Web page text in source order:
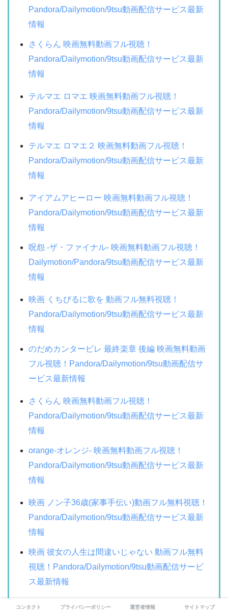
Pandora/Dailymotion/9tsu動画配信サービス最新
情報
さくらん 映画無料動画フル視聴！
Pandora/Dailymotion/9tsu動画配信サービス最新
情報
テルマエ ロマエ 映画無料動画フル視聴！
Pandora/Dailymotion/9tsu動画配信サービス最新
情報
テルマエ ロマエ２ 映画無料動画フル視聴！
Pandora/Dailymotion/9tsu動画配信サービス最新
情報
アイアムアヒーロー 映画無料動画フル視聴！
Pandora/Dailymotion/9tsu動画配信サービス最新
情報
呪怨 -ザ・ファイナル- 映画無料動画フル視聴！
Dailymotion/Pandora/9tsu動画配信サービス最新
情報
映画 くちびるに歌を 動画フル無料視聴！
Pandora/Dailymotion/9tsu動画配信サービス最新
情報
のだめカンタービレ 最終楽章 後編 映画無料動画
フル視聴！Pandora/Dailymotion/9tsu動画配信サ
ービス最新情報
さくらん 映画無料動画フル視聴！
Pandora/Dailymotion/9tsu動画配信サービス最新
情報
orange-オレンジ- 映画無料動画フル視聴！
Pandora/Dailymotion/9tsu動画配信サービス最新
情報
映画 ノン子36歳(家事手伝い)動画フル無料視聴！
Pandora/Dailymotion/9tsu動画配信サービス最新
情報
映画 彼女の人生は間違いじゃない 動画フル無料
視聴！Pandora/Dailymotion/9tsu動画配信サービ
ス最新情報
コンタクト プライバシーポリシー 運営者情報 サイトマップ